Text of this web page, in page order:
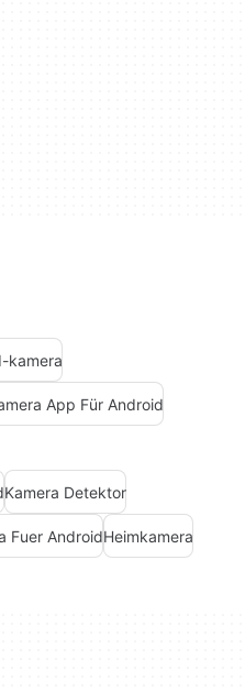
kamera
App Für Android
Kamera Detektor
Fuer AndroidHeimkamera